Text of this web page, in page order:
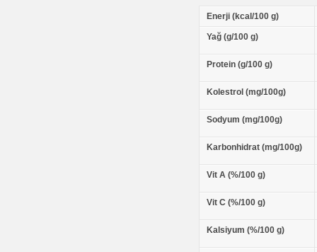
Enerji (kcal/100 g)
Yağ (g/100 g)
Protein (g/100 g)
Kolestrol (mg/100g)
Sodyum (mg/100g)
Karbonhidrat (mg/100g)
Vit A (%/100 g)
Vit C (%/100 g)
Kalsiyum (%/100 g)